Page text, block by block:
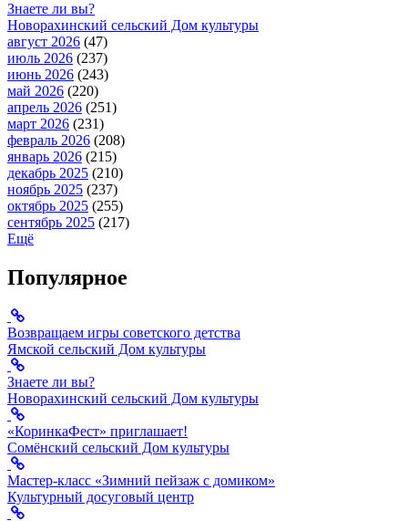
Знаете ли вы?
Новорахинский сельский Дом культуры
август 2026 (47)
июль 2026 (237)
июнь 2026 (243)
май 2026 (220)
апрель 2026 (251)
март 2026 (231)
февраль 2026 (208)
январь 2026 (215)
декабрь 2025 (210)
ноябрь 2025 (237)
октябрь 2025 (255)
сентябрь 2025 (217)
Ещё
Популярное
Возвращаем игры советского детства
Ямской сельский Дом культуры
Знаете ли вы?
Новорахинский сельский Дом культуры
«КоринкаФест» приглашает!
Сомёнский сельский Дом культуры
Мастер-класс «Зимний пейзаж с домиком»
Культурный досуговый центр